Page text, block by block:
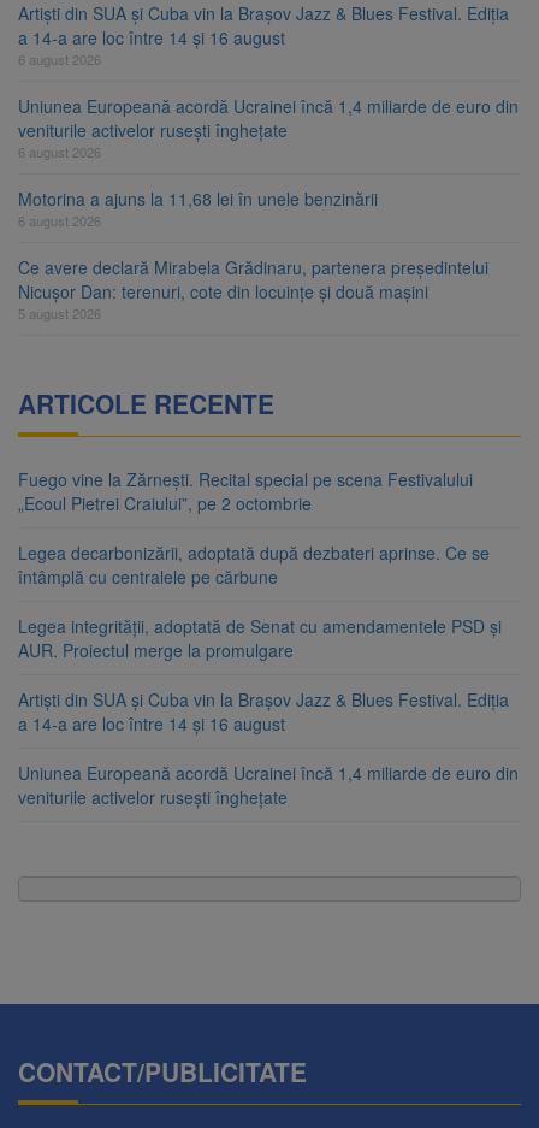
Artiști din SUA și Cuba vin la Brașov Jazz & Blues Festival. Ediția
a 14-a are loc între 14 și 16 august
6 august 2026
Uniunea Europeană acordă Ucrainei încă 1,4 miliarde de euro din
veniturile activelor rusești înghețate
6 august 2026
Motorina a ajuns la 11,68 lei în unele benzinării
6 august 2026
Ce avere declară Mirabela Grădinaru, partenera președintelui
Nicușor Dan: terenuri, cote din locuințe și două mașini
5 august 2026
ARTICOLE RECENTE
Fuego vine la Zărnești. Recital special pe scena Festivalului
„Ecoul Pietrei Craiului”, pe 2 octombrie
Legea decarbonizării, adoptată după dezbateri aprinse. Ce se
întâmplă cu centralele pe cărbune
Legea integrității, adoptată de Senat cu amendamentele PSD și
AUR. Proiectul merge la promulgare
Artiști din SUA și Cuba vin la Brașov Jazz & Blues Festival. Ediția
a 14-a are loc între 14 și 16 august
Uniunea Europeană acordă Ucrainei încă 1,4 miliarde de euro din
veniturile activelor rusești înghețate
CONTACT/PUBLICITATE